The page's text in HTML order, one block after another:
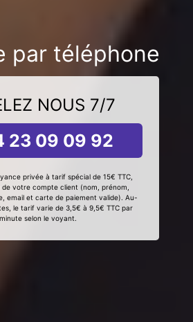
par téléphone
NOUS 7/7
23 09 09 92
privée à tarif spécial de 15€ TTC,
votre compte client (nom, prénom,
email et carte de paiement valide). Au-
le tarif varie de 3,5€ à 9,5€ TTC par
minute selon le voyant.